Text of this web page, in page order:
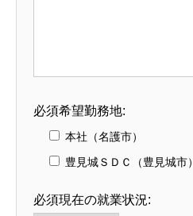
必須希望勤務地:
本社（名護市）
豊見城ＳＤＣ（豊見城市）
必須現在の就業状況: